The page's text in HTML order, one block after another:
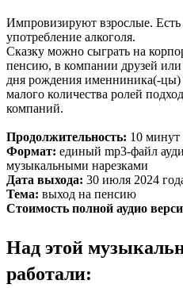
Импровизируют взрослые.
употребление алкоголя.
Сказку можно сыграть на
пенсию, в компании друзей или
дня рождения именниника(-цы)
малого количества ролей
компаний.
Продолжительность: 10 минут
Формат: единый mp3-файл
музыкальными нарезками
Дата выхода: 30 июля 2024
Тема: выход на пенсию
Стоимость полной аудио
Над этой
работали: